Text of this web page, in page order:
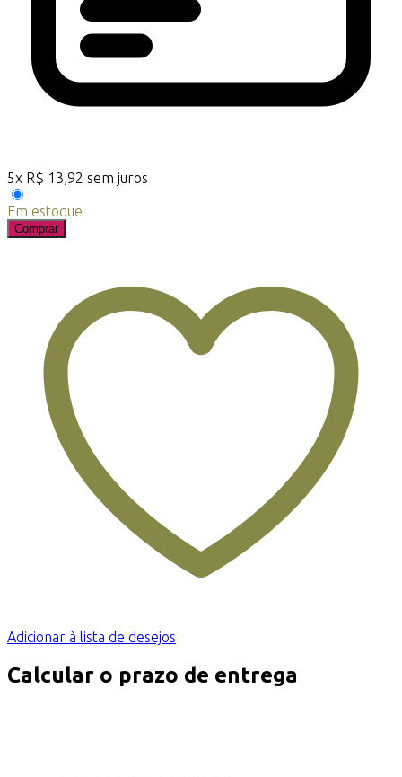
5x R$ 13,92 sem juros
Em estoque
Comprar
Adicionar à lista de desejos
Calcular o prazo de entrega